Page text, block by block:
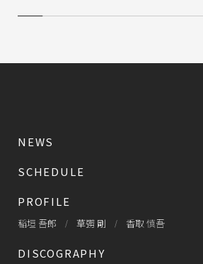
NEWS
SCHEDULE
PROFILE
稲垣 吾郎 草彅 剛 香取 慎吾
DISCOGRAPHY